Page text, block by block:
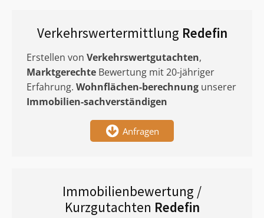
Verkehrswertermittlung Redefin
Erstellen von Verkehrswertgutachten,
Marktgerechte Bewertung mit 20-jähriger
Erfahrung. Wohnflächen-berechnung unserer
Immobilien-sachverständigen
Anfragen
Immobilienbewertung /
Kurzgutachten Redefin